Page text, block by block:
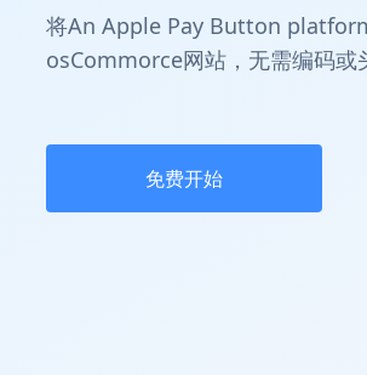
将An Apple Pay Button
osCommorce网站，无需编码或
免费开始